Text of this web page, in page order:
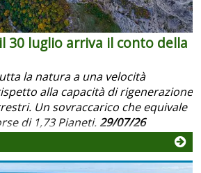
30 luglio arriva il conto della
la natura a una velocità
alla capacità di rigenerazione
Un sovraccarico che equivale
di 1,73 Pianeti.29/07/26